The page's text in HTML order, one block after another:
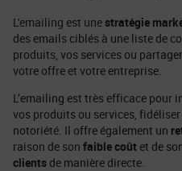
L'emailing est unestratégie
des emails ciblés à une liste de
produits, vos services ou
votre offre et votre entreprise.
L’emailing est très efficace pour
vos produits ou services,
notoriété. Il offre également un
raison de son faible coût et de
clients de manière directe.